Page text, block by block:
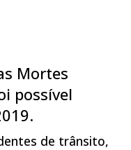
Mortes
possível
de trânsito,